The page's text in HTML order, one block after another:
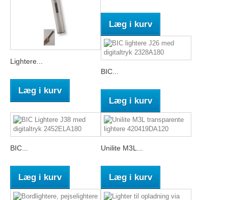
Lightere...
Læg i kurv
Læg i kurv
BIC...
Læg i kurv
BIC...
Læg i kurv
Unilite M3L...
Læg i kurv